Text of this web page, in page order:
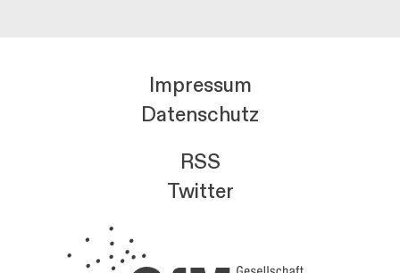
Impressum
Datenschutz
RSS
Twitter